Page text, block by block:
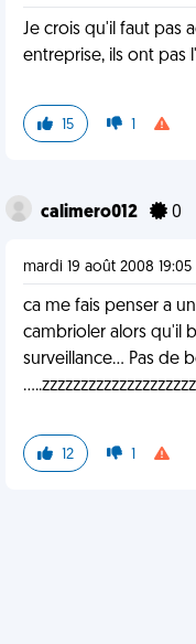
Je crois qu'il faut pas
entreprise, ils ont pas
15 1
calimero012 0
mardi 19 août 2008 19:05
ca me fais penser a
cambrioler alors qu'il
surveillance... Pas de
12 1